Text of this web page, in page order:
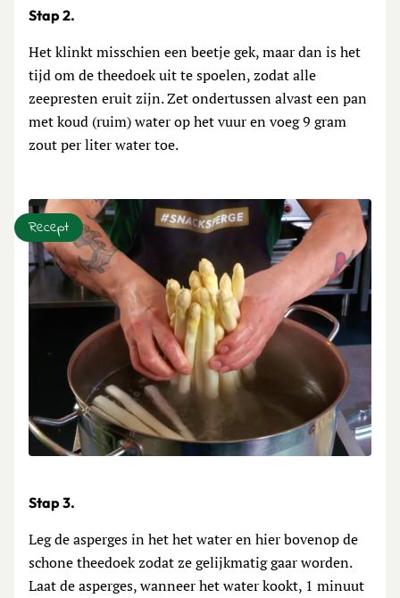
Stap 2.
Het klinkt misschien een beetje gek, maar dan is het
tijd om de theedoek uit te spoelen, zodat alle
zeepresten eruit zijn. Zet ondertussen alvast een pan
met koud (ruim) water op het vuur en voeg 9 gram
zout per liter water toe.
Recept
Stap 3.
Leg de asperges in het het water en hier bovenop de
schone theedoek zodat ze gelijkmatig gaar worden.
Laat de asperges, wanneer het water kookt, 1 minuut